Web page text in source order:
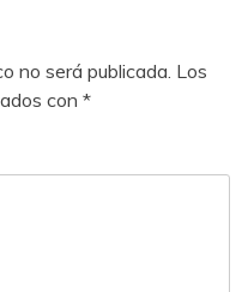
no será publicada. Los
con *